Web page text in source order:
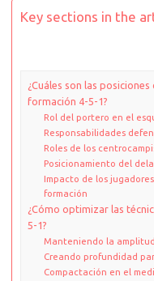
Key sections in the
¿Cuáles son las
formación 4-5-1?
Rol del portero en el
Responsabilidades
Roles de los
Posicionamiento del
Impacto de los
formación
¿Cómo optimizar las
5-1?
Manteniendo la
Creando profundidad
Compactación en el